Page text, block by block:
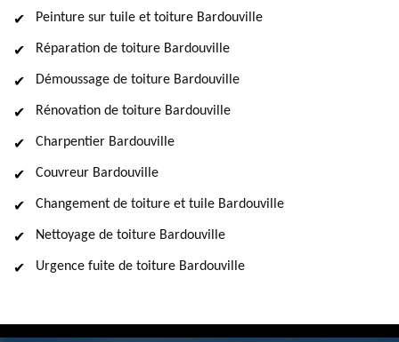
Peinture sur tuile et toiture Bardouville
Réparation de toiture Bardouville
Démoussage de toiture Bardouville
Rénovation de toiture Bardouville
Charpentier Bardouville
Couvreur Bardouville
Changement de toiture et tuile Bardouville
Nettoyage de toiture Bardouville
Urgence fuite de toiture Bardouville